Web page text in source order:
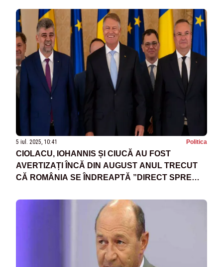
5 iul. 2025, 10:41 Politica
CIOLACU, IOHANNIS ȘI CIUCĂ AU FOST
AVERTIZAȚI ÎNCĂ DIN AUGUST ANUL TRECUT
CĂ ROMÂNIA SE ÎNDREAPTĂ ”DIRECT SPRE